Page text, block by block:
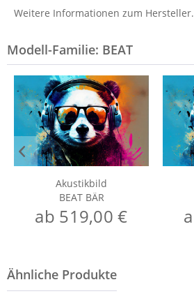
Weitere Informationen zum
Modell-Familie: BEAT
Akustikbild
BEAT BÄR
ab 519,00 €